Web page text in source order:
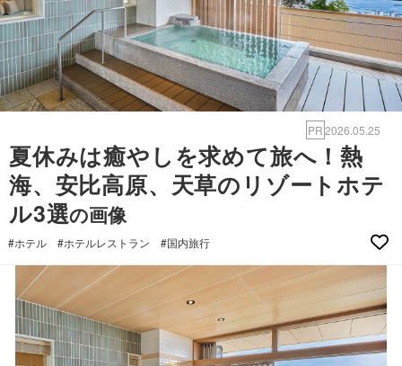
PR2026.05.25
夏休みは癒やしを求めて旅へ！熱
海、安比高原、天草のリゾートホテ
ル3選の画像
#ホテル #ホテルレストラン #国内旅行